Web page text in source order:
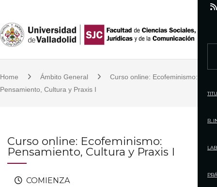
i
t
o
c
Home Ámbito General
Curso online: Ecofeminismo:
Pensamiento, Cultura y Praxis I
Curso online: Ecofeminismo:
Pensamiento, Cultura y Praxis I
COMIENZA
r
h
o
:
R.